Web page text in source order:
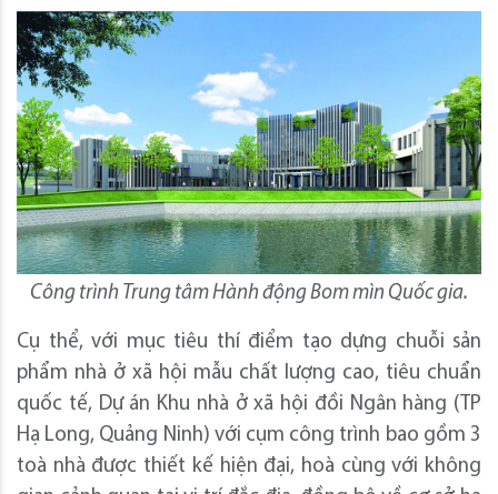
Công trình Trung tâm Hành động Bom mìn Quốc gia.
Cụ thể, với mục tiêu thí điểm tạo dựng chuỗi sản
phẩm nhà ở xã hội mẫu chất lượng cao, tiêu chuẩn
quốc tế, Dự án Khu nhà ở xã hội đồi Ngân hàng (TP
Hạ Long, Quảng Ninh) với cụm công trình bao gồm 3
toà nhà được thiết kế hiện đại, hoà cùng với không